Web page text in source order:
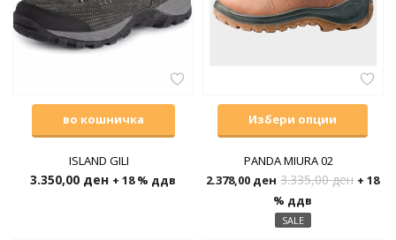
во кошничка
ISLAND GILI
3.350,00 ден + 18 % ддв
Избери опции
PANDA MIURA 02
2.378,00 ден 3.335,00ден + 18
% ддв
SALE